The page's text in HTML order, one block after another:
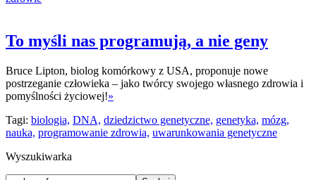
To myśli nas programują, a nie geny
Bruce Lipton, biolog komórkowy z USA, proponuje nowe
postrzeganie człowieka – jako twórcy swojego własnego zdrowia i
pomyślności życiowej!»
Tagi: biologia, DNA, dziedzictwo genetyczne, genetyka, mózg,
nauka, programowanie zdrowia, uwarunkowania genetyczne
Wyszukiwarka